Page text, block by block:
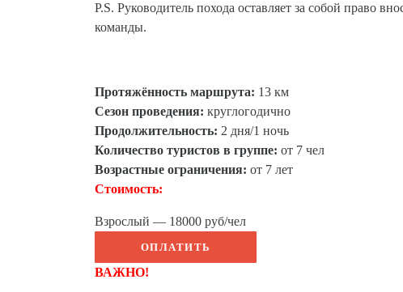
P.S. Руководитель похода оставляет за собой право
команды.
Протяжённость маршрута: 13 км
Сезон проведения: круглогодично
Продолжительность: 2 дня/1 ночь
Количество туристов в группе: от 7 чел
Возрастные ограничения: от 7 лет
Стоимость:
Взрослый — 18000 руб/чел
ОПЛАТИТЬ
ВАЖНО!